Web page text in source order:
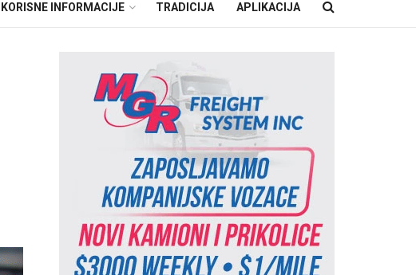
KORISNE INFORMACIJE TRADICIJA APLIKACIJA